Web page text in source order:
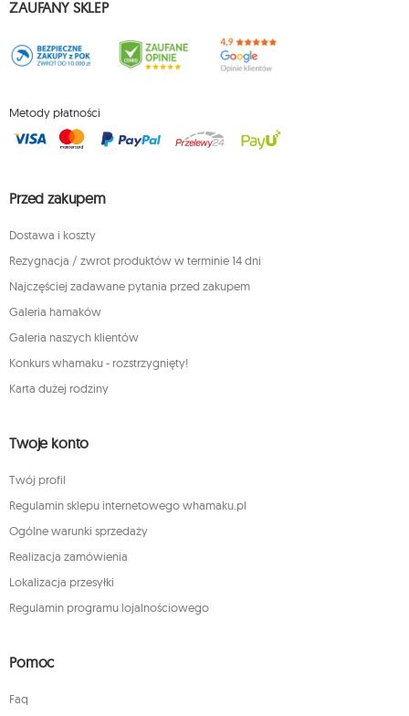
ZAUFANY SKLEP
Metody płatności
Przed zakupem
Dostawa i koszty
Rezygnacja / zwrot produktów w terminie 14 dni
Najczęściej zadawane pytania przed zakupem
Galeria hamaków
Galeria naszych klientów
Konkurs whamaku - rozstrzygnięty!
Karta dużej rodziny
Twoje konto
Twój profil
Regulamin sklepu internetowego whamaku.pl
Ogólne warunki sprzedaży
Realizacja zamówienia
Lokalizacja przesyłki
Regulamin programu lojalnościowego
Pomoc
Faq